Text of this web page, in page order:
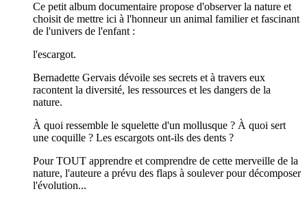
Ce petit album documentaire propose d'observer la nature et
choisit de mettre ici à l'honneur un animal familier et fascinant
de l'univers de l'enfant :
l'escargot.
Bernadette Gervais dévoile ses secrets et à travers eux
racontent la diversité, les ressources et les dangers de la
nature.
À quoi ressemble le squelette d'un mollusque ? À quoi sert
une coquille ? Les escargots ont-ils des dents ?
Pour TOUT apprendre et comprendre de cette merveille de la
nature, l'auteure a prévu des flaps à soulever pour décomposer
l'évolution...